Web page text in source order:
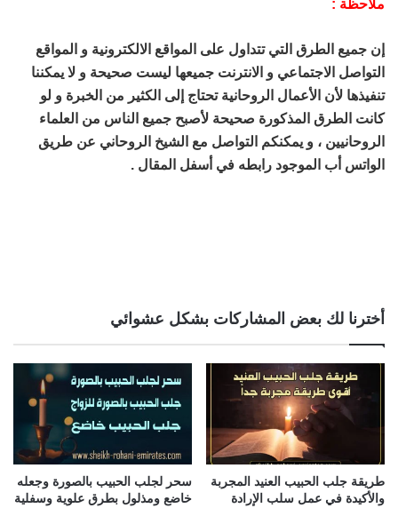
ملاحظة :
إن جميع الطرق التي تتداول على المواقع الالكترونية و المواقع
التواصل الاجتماعي و الانترنت جميعها ليست صحيحة و لا يمكننا
تنفيذها لأن الأعمال الروحانية تحتاج إلى الكثير من الخبرة و لو
كانت الطرق المذكورة صحيحة لأصبح جميع الناس من العلماء
الروحانيين ، و يمكنكم التواصل مع الشيخ الروحاني عن طريق
الواتس أب الموجود رابطه في أسفل المقال .
أخترنا لك بعض المشاركات بشكل عشوائي
طريقة جلب الحبيب العنيد المجربة
والأكيدة في عمل سلب الإرادة
سحر لجلب الحبيب بالصورة وجعله
خاضع ومذلول بطرق علوية وسفلية